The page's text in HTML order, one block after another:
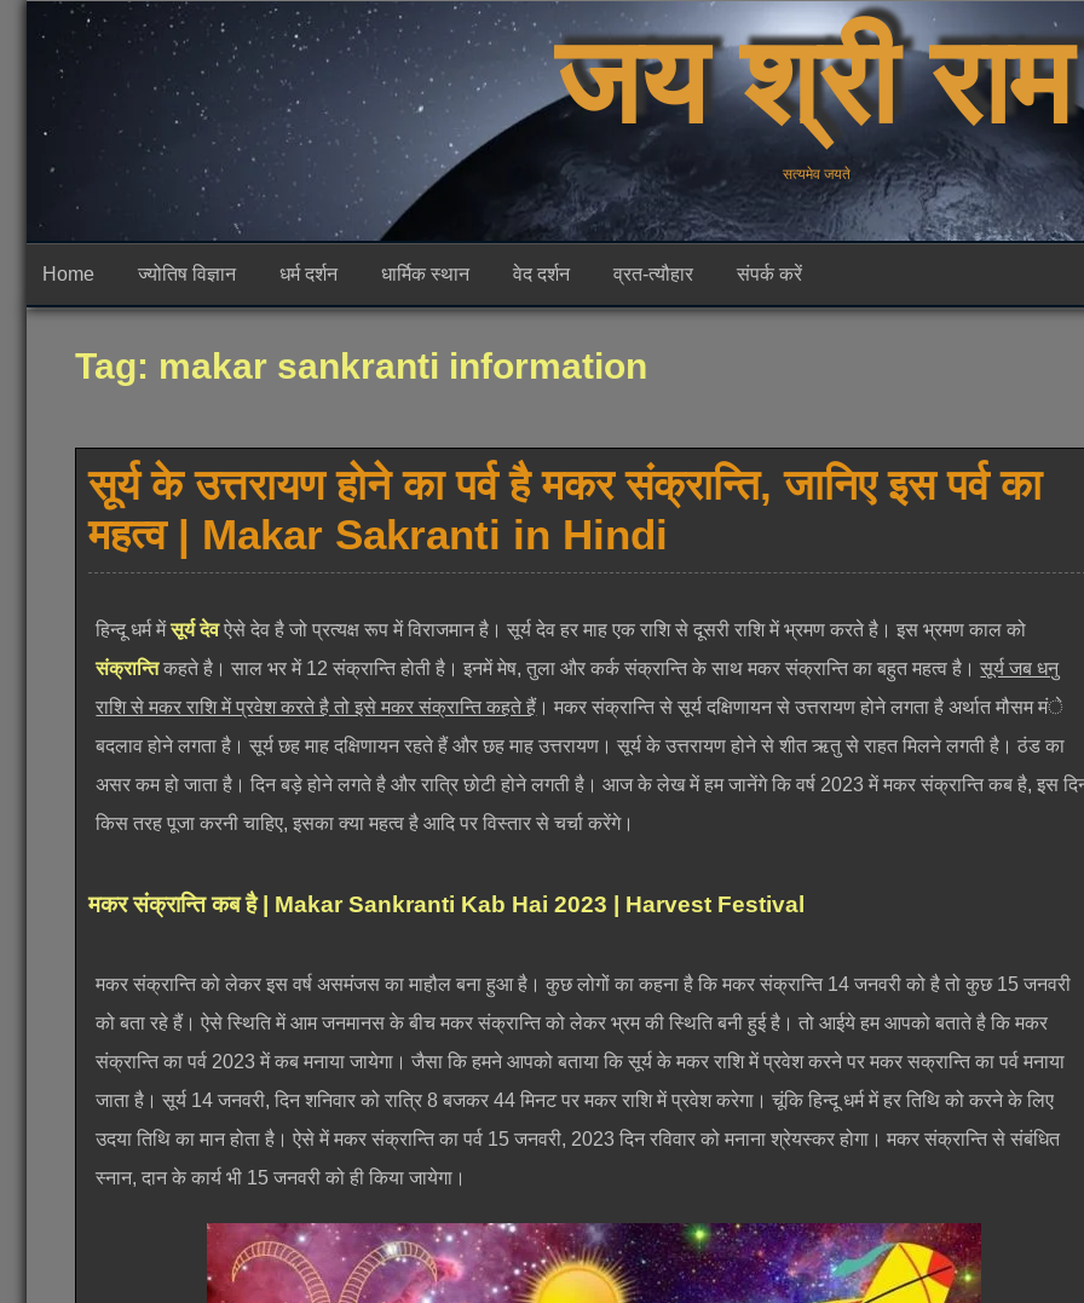
content
जय श्री राम
सत्यमेव जयते
Home ज्योतिष विज्ञान धर्म दर्शन धार्मिक स्थान वेद दर्शन व्रत-त्यौहार संपर्क करें
Tag: makar sankranti information
सूर्य के उत्तरायण होने का पर्व है मकर संक्रान्ति, जानिए इस पर्व का
महत्व | Makar Sakranti in Hindi
हिन्दू धर्म मेंसूर्य देवऐसे देव है जो प्रत्यक्ष रूप में विराजमान है। सूर्य देव हर माह एक राशि से दूसरी राशि में भ्रमण करते है। इस भ्रमण काल को
संक्रान्तिकहते है। साल भर में 12 संक्रान्ति होती है। इनमें मेष, तुला और कर्क संक्रान्ति के साथ मकर संक्रान्ति का बहुत महत्व है।सूर्य जब धनु
राशि से मकर राशि में प्रवेश करते है तो इसे मकर संक्रान्ति कहते हैं । मकर संक्रान्ति से सूर्य दक्षिणायन से उत्तरायण होने लगता है अर्थात मौसम मंे
बदलाव होने लगता है। सूर्य छह माह दक्षिणायन रहते हैं और छह माह उत्तरायण। सूर्य के उत्तरायण होने से शीत ऋतु से राहत मिलने लगती है। ठंड का
असर कम हो जाता है। दिन बड़े होने लगते है और रात्रि छोटी होने लगती है। आज के लेख में हम जानेंगे कि वर्ष 2023 में मकर संक्रान्ति कब है, इस
किस तरह पूजा करनी चाहिए, इसका क्या महत्व है आदि पर विस्तार से चर्चा करेंगे।
मकर संक्रान्ति कब है | Makar Sankranti Kab Hai 2023 | Harvest Festival
मकर संक्रान्ति को लेकर इस वर्ष असमंजस का माहौल बना हुआ है। कुछ लोगों का कहना है कि मकर संक्रान्ति 14 जनवरी को है तो कुछ 15 जनवरी
को बता रहे हैं। ऐसे स्थिति में आम जनमानस के बीच मकर संक्रान्ति को लेकर भ्रम की स्थिति बनी हुई है। तो आईये हम आपको बताते है कि मकर
संक्रान्ति का पर्व 2023 में कब मनाया जायेगा। जैसा कि हमने आपको बताया कि सूर्य के मकर राशि में प्रवेश करने पर मकर सक्रान्ति का पर्व मनाया
जाता है। सूर्य 14 जनवरी, दिन शनिवार को रात्रि 8 बजकर 44 मिनट पर मकर राशि में प्रवेश करेगा। चूंकि हिन्दू धर्म में हर तिथि को करने के लिए
उदया तिथि का मान होता है। ऐसे में मकर संक्रान्ति का पर्व 15 जनवरी, 2023 दिन रविवार को मनाना श्रेयस्कर होगा। मकर संक्रान्ति से संबंधित
स्नान, दान के कार्य भी 15 जनवरी को ही किया जायेगा।